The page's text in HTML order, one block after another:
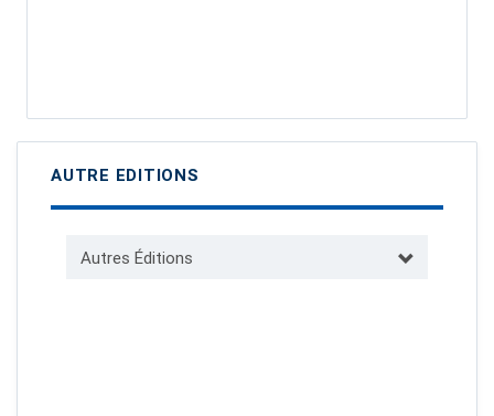
AUTRE EDITIONS
Autres Éditions